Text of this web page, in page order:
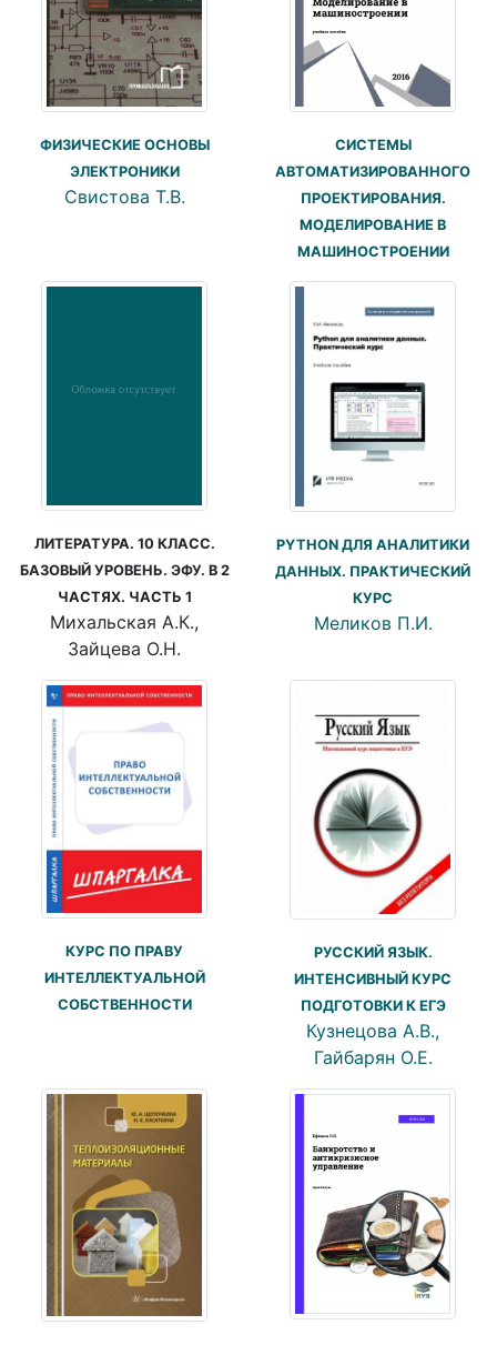
ФИЗИЧЕСКИЕ ОСНОВЫ
ЭЛЕКТРОНИКИ
Свистова Т.В.
СИСТЕМЫ
АВТОМАТИЗИРОВАННОГО
ПРОЕКТИРОВАНИЯ.
МОДЕЛИРОВАНИЕ В
МАШИНОСТРОЕНИИ
ЛИТЕРАТУРА. 10 КЛАСС.
БАЗОВЫЙ УРОВЕНЬ. ЭФУ. В 2
ЧАСТЯХ. ЧАСТЬ 1
Михальская А.К.,
Зайцева О.Н.
PYTHON ДЛЯ АНАЛИТИКИ
ДАННЫХ. ПРАКТИЧЕСКИЙ
КУРС
Меликов П.И.
КУРС ПО ПРАВУ
ИНТЕЛЛЕКТУАЛЬНОЙ
СОБСТВЕННОСТИ
РУССКИЙ ЯЗЫК.
ИНТЕНСИВНЫЙ КУРС
ПОДГОТОВКИ К ЕГЭ
Кузнецова А.В.,
Гайбарян О.Е.